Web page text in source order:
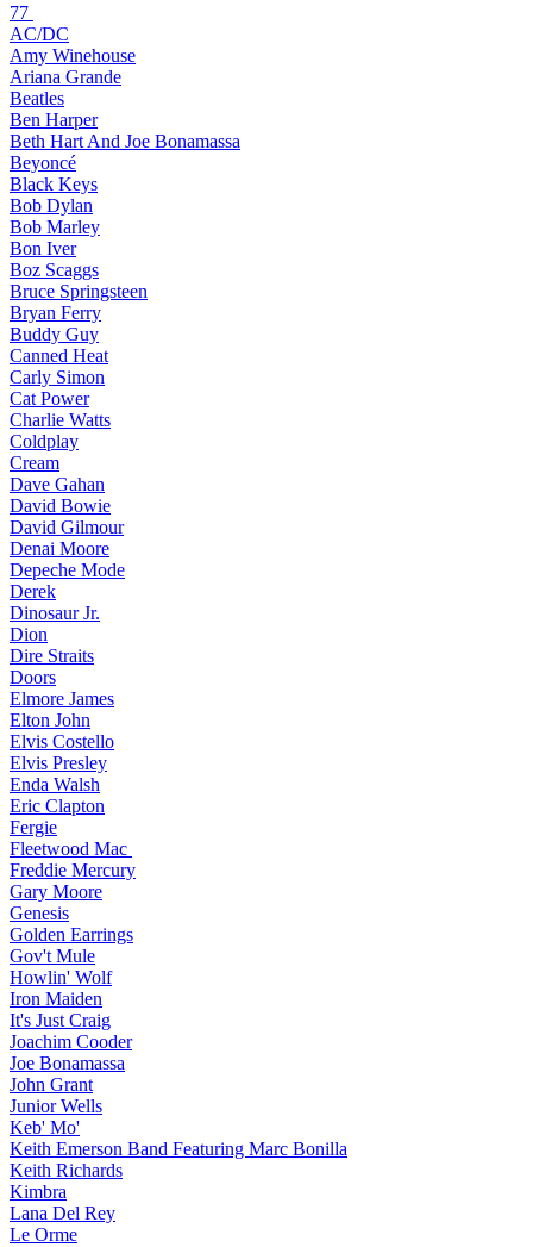
77
AC/DC
Amy Winehouse
Ariana Grande
Beatles
Ben Harper
Beth Hart And Joe Bonamassa
Beyoncé
Black Keys
Bob Dylan
Bob Marley
Bon Iver
Boz Scaggs
Bruce Springsteen
Bryan Ferry
Buddy Guy
Canned Heat
Carly Simon
Cat Power
Charlie Watts
Coldplay
Cream
Dave Gahan
David Bowie
David Gilmour
Denai Moore
Depeche Mode
Derek
Dinosaur Jr.
Dion
Dire Straits
Doors
Elmore James
Elton John
Elvis Costello
Elvis Presley
Enda Walsh
Eric Clapton
Fergie
Fleetwood Mac
Freddie Mercury
Gary Moore
Genesis
Golden Earrings
Gov't Mule
Howlin' Wolf
Iron Maiden
It's Just Craig
Joachim Cooder
Joe Bonamassa
John Grant
Junior Wells
Keb' Mo'
Keith Emerson Band Featuring Marc Bonilla
Keith Richards
Kimbra
Lana Del Rey
Le Orme